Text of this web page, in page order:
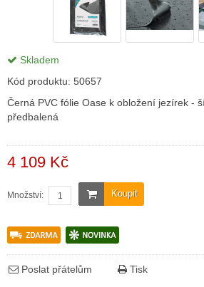
Skladem
Kód produktu: 50657
Černá PVC fólie Oase k obložení jezírek -
předbalená
4 109 Kč
Koupit
Množství:
Poslat přátelům Tisk